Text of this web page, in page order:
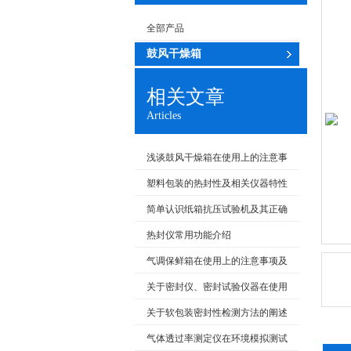
全部产品
鼓风干燥箱
相关文章
Articles
浅谈鼓风干燥箱在使用上的注意事
项及常见故障
塑料包装的热封性及相关仪器特性
概述简单认识纸箱抗压试验机及其正确
使用方式
热封仪常用功能介绍
气调保鲜箱在使用上的注意事项及
维护保养
关于密封仪、密封试验仪器在使用
上的常见故障及维护方面
关于软包装密封性检测方法的阐述
气体透过率测定仪在环境模拟测试